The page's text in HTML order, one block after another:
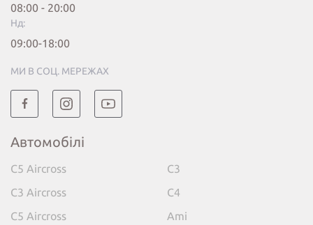
08:00 - 20:00
Нд:
09:00-18:00
МИ В СОЦ. МЕРЕЖАХ
Автомобілі
C5 Aircross
C3
C3 Aircross
C4
C5 Aircross
Ami